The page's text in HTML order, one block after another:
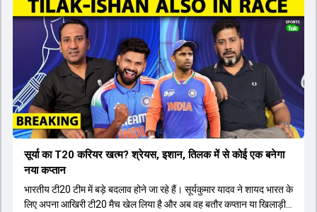
सूर्या का T20 करियर खत्म? श्रेयस, इशान, तिलक में से कोई एक बनेगा
नया कप्तान
भारतीय टी20 टीम में बड़े बदलाव होने जा रहे हैं। सूर्यकुमार यादव ने शायद भारत के
लिए अपना आखिरी टी20 मैच खेल लिया है और अब वह बतौर कप्तान या खिलाड़ी